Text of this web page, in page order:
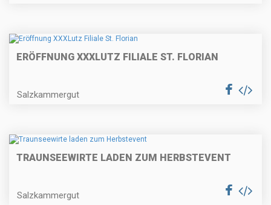
ERÖFFNUNG XXXLUTZ FILIALE ST. FLORIAN
Salzkammergut
TRAUNSEEWIRTE LADEN ZUM HERBSTEVENT
Salzkammergut